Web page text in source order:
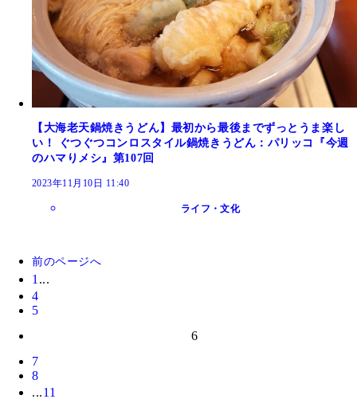
【大海老天鍋焼きうどん】最初から最後までずっとうま楽し
い！ ぐつぐつコンロスタイル鍋焼きうどん：パリッコ『今週
のハマりメシ』第107回
2023年11月10日 11:40
ライフ・文化
前のページへ
1 ...
4
5
6
7
8
...11